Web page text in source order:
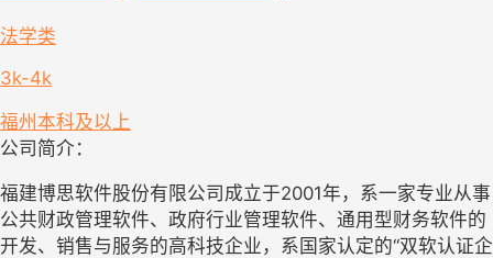
法学类
3k-4k
福州 本科及以上
公司简介：
福建博思软件股份有限公司成立于2001年，系一家专业从事
公共财政管理软件、政府行业管理软件、通用型财务软件的
开发、销售与服务的高科技企业，系国家认定的“双软认证企